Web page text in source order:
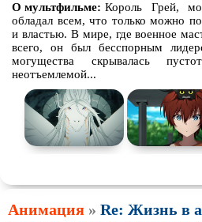
О мультфильме: Король Грей,
обладал всем, что только можно
и властью. В мире, где военное
всего, он был бесспорным
могущества скрывалась
неотъемлемой...
Анимация » Re: Жизнь в